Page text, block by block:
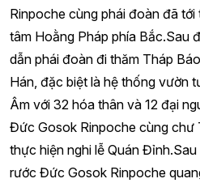
Rinpoche cùng phái đoàn đã
tâm Hoằng Pháp phía Bắc.Sau
dẫn phái đoàn đi thăm Tháp
Hán, đặc biệt là hệ thống vườn
Âm với 32 hóa thân và 12 đại
Đức Gosok Rinpoche cùng chư
thực hiện nghi lễ Quán
rước Đức Gosok Rinpoche